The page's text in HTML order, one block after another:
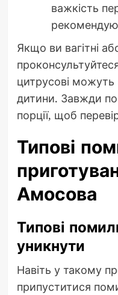
важкість
Якщо ви вагітні
цитрусові можуть
дитини. Завжди
порції, щоб
Типові
Амосова
Типові
уникнути
Навіть у такому
припуститися